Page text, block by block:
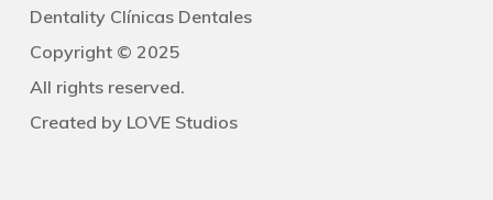
Dentality Clínicas Dentales
Copyright © 2025
All rights reserved.
Created by LOVE Studios